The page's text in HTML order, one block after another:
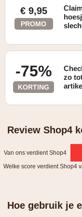
€ 9,95
PROMO
-75%
KORTING
zo
Review Shop4
Van ons verdient Shop4
Welke score verdient Shop4
Hoe gebruik je